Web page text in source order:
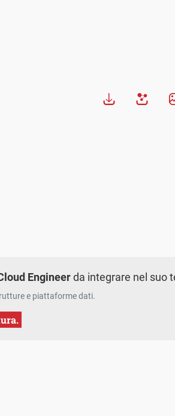
Engineerda integrare nel suo
e piattaforme dati.